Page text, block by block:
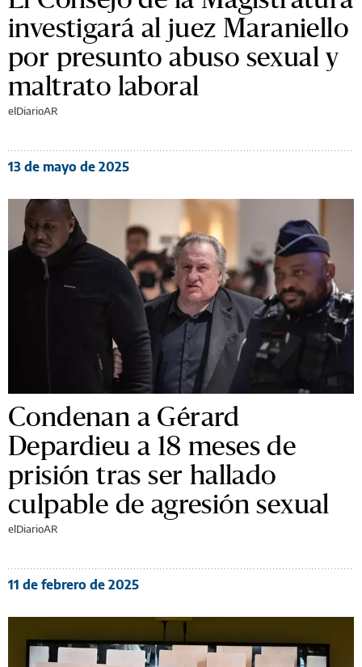
investigará al juez Maraniello
por presunto abuso sexual y
maltrato laboral
elDiarioAR
13 de mayo de 2025
Condenan a Gérard
Depardieu a 18 meses de
prisión tras ser hallado
culpable de agresión sexual
elDiarioAR
11 de febrero de 2025